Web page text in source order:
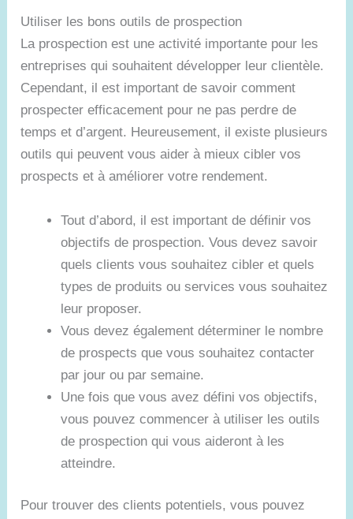
Utiliser les bons outils de prospection
La prospection est une activité importante pour les
entreprises qui souhaitent développer leur clientèle.
Cependant, il est important de savoir comment
prospecter efficacement pour ne pas perdre de
temps et d’argent. Heureusement, il existe plusieurs
outils qui peuvent vous aider à mieux cibler vos
prospects et à améliorer votre rendement.
Tout d’abord, il est important de définir vos
objectifs de prospection. Vous devez savoir
quels clients vous souhaitez cibler et quels
types de produits ou services vous souhaitez
leur proposer.
Vous devez également déterminer le nombre
de prospects que vous souhaitez contacter
par jour ou par semaine.
Une fois que vous avez défini vos objectifs,
vous pouvez commencer à utiliser les outils
de prospection qui vous aideront à les
atteindre.
Pour trouver des clients potentiels, vous pouvez